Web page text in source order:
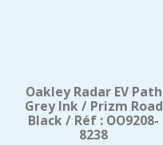
Oakley Radar EV Path
Grey Ink / Prizm Road
Black / Réf : OO9208-
8238